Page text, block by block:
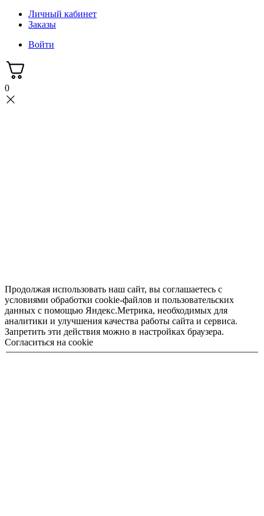
Личный кабинет
Заказы
Войти
0
Продолжая использовать наш сайт, вы соглашаетесь с
условиями обработки cookie-файлов и пользовательских
данных с помощью Яндекс.Метрика, необходимых для
аналитики и улучшения качества работы сайта и сервиса.
Запретить эти действия можно в настройках браузера.
Согласиться на cookie